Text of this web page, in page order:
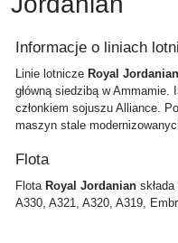
Informacje o liniach
Linie lotnicze Royal Jordanian
główną siedzibą w
członkiem sojuszu Alliance.
maszyn stale
Flota
Flota Royal Jordanian
A330, A321, A320, A319,